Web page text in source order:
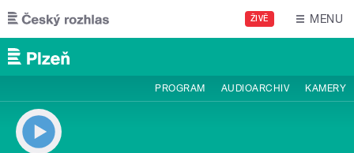
Přejít k hlavnímu obsahu
ŽIVĚ MENU
PROGRAM AUDIOARCHIV KAMERY